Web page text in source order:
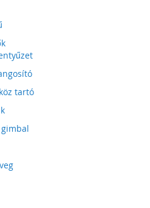
tartó